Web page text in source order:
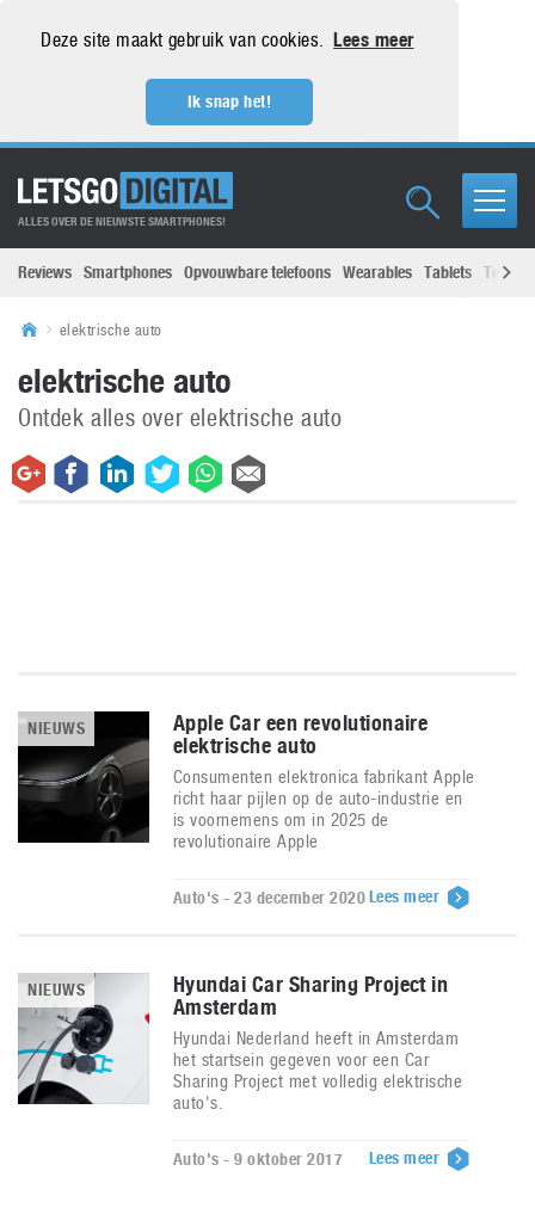
Deze site maakt gebruik van cookies. Lees meer
Ik snap het!
ALLES OVER DE NIEUWSTE SMARTPHONES!
Reviews Smartphones Opvouwbare telefoons Wearables Tablets
elektrische auto
elektrische auto
Ontdek alles over elektrische auto
NIEUWS
Apple Car een revolutionaire
elektrische auto
Consumenten elektronica fabrikant Apple
richt haar pijlen op de auto-industrie en
is voornemens om in 2025 de
revolutionaire Apple
Auto's - 23 december 2020Lees meer
NIEUWS
Hyundai Car Sharing Project in
Amsterdam
Hyundai Nederland heeft in Amsterdam
het startsein gegeven voor een Car
Sharing Project met volledig elektrische
auto's.
Auto's - 9 oktober 2017 Lees meer